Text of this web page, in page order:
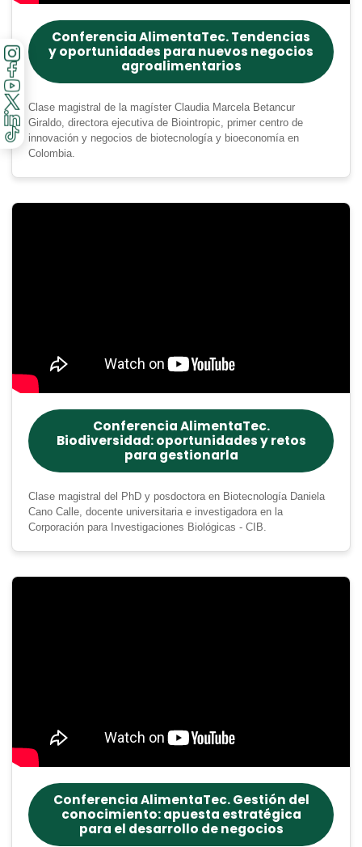
Conferencia AlimentaTec. Tendencias
y oportunidades para nuevos negocios
agroalimentarios
Clase magistral de la magíster Claudia Marcela Betancur
Giraldo, directora ejecutiva de Biointropic, primer centro de
innovación y negocios de biotecnología y bioeconomía en
Colombia.
Conferencia AlimentaTec.
Biodiversidad: oportunidades y retos
para gestionarla
Clase magistral del PhD y posdoctora en Biotecnología Daniela
Cano Calle, docente universitaria e investigadora en la
Corporación para Investigaciones Biológicas - CIB.
Conferencia AlimentaTec. Gestión del
conocimiento: apuesta estratégica
para el desarrollo de negocios